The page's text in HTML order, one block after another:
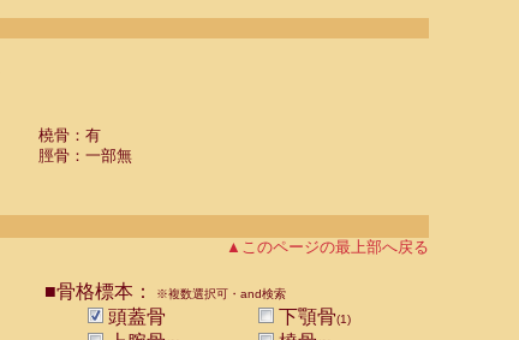
橈骨：有
脛骨：一部無
▲このページの最上部へ戻る
■骨格標本： ※複数選択可・and検索
頭蓋骨 下顎骨(1)